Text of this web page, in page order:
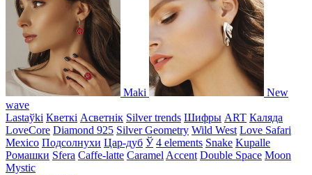
Maki
New
wave
Lastaўki Кветкі Асветнiк Silver trends Шифры ART Каляда
LoveCore Diamond 925 Silver Geometry Wild West Love Safari
Mexico Подсолнухи Цар-дуб Ў 4 elements Snake Kupalle
Ромашки Sfera Caffe-latte Caramel Accent Double Space Moon
Mystic